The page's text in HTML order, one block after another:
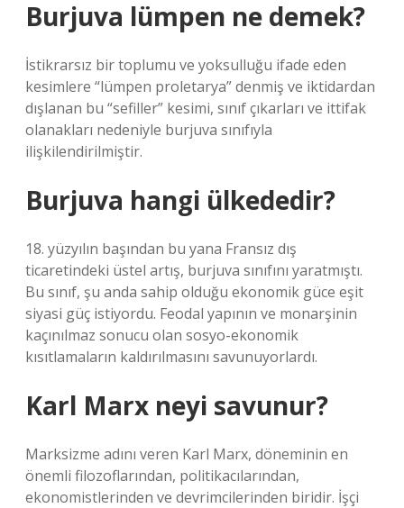
Burjuva lümpen ne demek?
İstikrarsız bir toplumu ve yoksulluğu ifade eden
kesimlere “lümpen proletarya” denmiş ve iktidardan
dışlanan bu “sefiller” kesimi, sınıf çıkarları ve ittifak
olanakları nedeniyle burjuva sınıfıyla
ilişkilendirilmiştir.
Burjuva hangi ülkededir?
18. yüzyılın başından bu yana Fransız dış
ticaretindeki üstel artış, burjuva sınıfını yaratmıştı.
Bu sınıf, şu anda sahip olduğu ekonomik güce eşit
siyasi güç istiyordu. Feodal yapının ve monarşinin
kaçınılmaz sonucu olan sosyo-ekonomik
kısıtlamaların kaldırılmasını savunuyorlardı.
Karl Marx neyi savunur?
Marksizme adını veren Karl Marx, döneminin en
önemli filozoflarından, politikacılarından,
ekonomistlerinden ve devrimcilerinden biridir. İşçi